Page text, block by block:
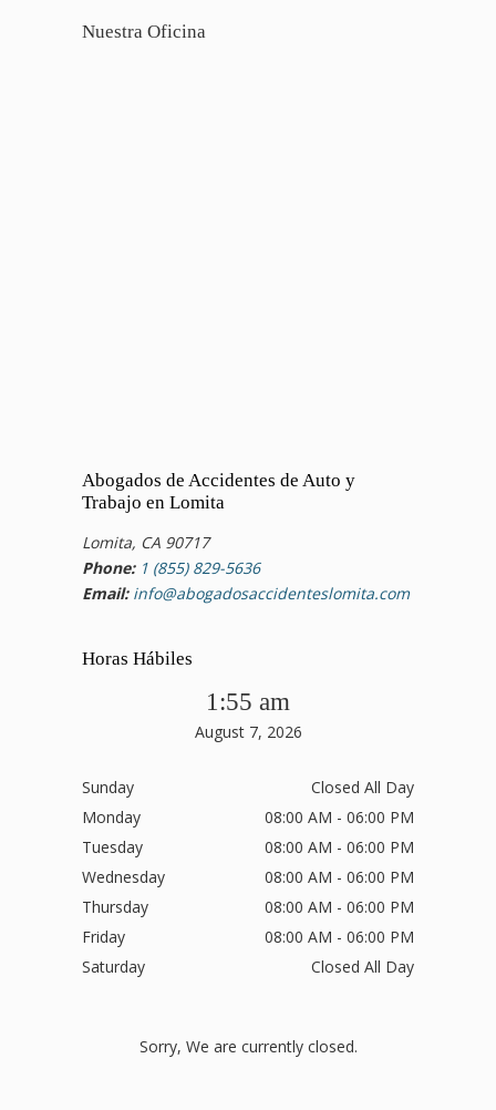
Nuestra Oficina
Abogados de Accidentes de Auto y
Trabajo en Lomita
Lomita, CA 90717
Phone: 1 (855) 829-5636
Email: info@abogadosaccidenteslomita.com
Horas Hábiles
1:55 am
August 7, 2026
Sunday
Closed All Day
Monday
08:00 AM - 06:00 PM
Tuesday
08:00 AM - 06:00 PM
Wednesday
08:00 AM - 06:00 PM
Thursday
08:00 AM - 06:00 PM
Friday
08:00 AM - 06:00 PM
Saturday
Closed All Day
Sorry, We are currently closed.